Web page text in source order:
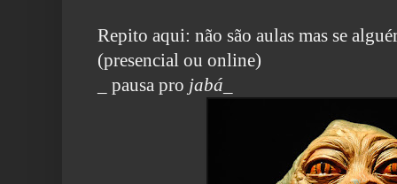
Repito aqui: não são aulas mas se
(presencial ou online)
_ pausa pro jabá